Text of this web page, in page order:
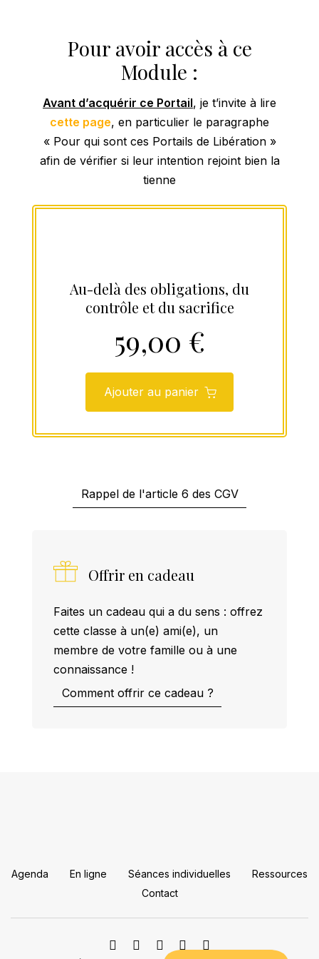
9 97
8
9
Pour avoir accès à ce
Module :
Avant d’acquérir ce Portail, je t’invite à lire
cette page, en particulier le paragraphe
« Pour qui sont ces Portails de Libération »
afin de vérifier si leur intention rejoint bien la
tienne
Au-delà des obligations, du
contrôle et du sacrifice
59,00 €
Ajouter au panier
Rappel de l'article 6 des CGV
Offrir en cadeau
Faites un cadeau qui a du sens : offrez
cette classe à un(e) ami(e), un
membre de votre famille ou à une
connaissance !
Comment offrir ce cadeau ?
Agenda En ligne Séances individuelles
Ressources
Contact